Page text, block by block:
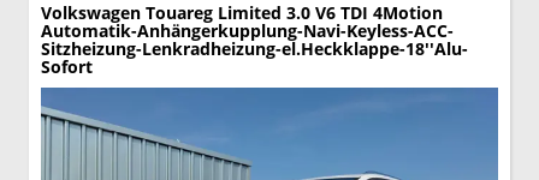
Volkswagen Touareg Limited 3.0 V6 TDI 4Motion
Automatik-Anhängerkupplung-Navi-Keyless-ACC-
Sitzheizung-Lenkradheizung-el.Heckklappe-18''Alu-
Sofort